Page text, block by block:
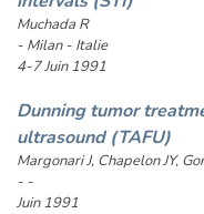
Muchada R
- Milan - Italie
4-7 Juin 1991
Dunning tumor
ultrasound (TAFU)
Margonari J, Chapelon JY,
- -
Juin 1991